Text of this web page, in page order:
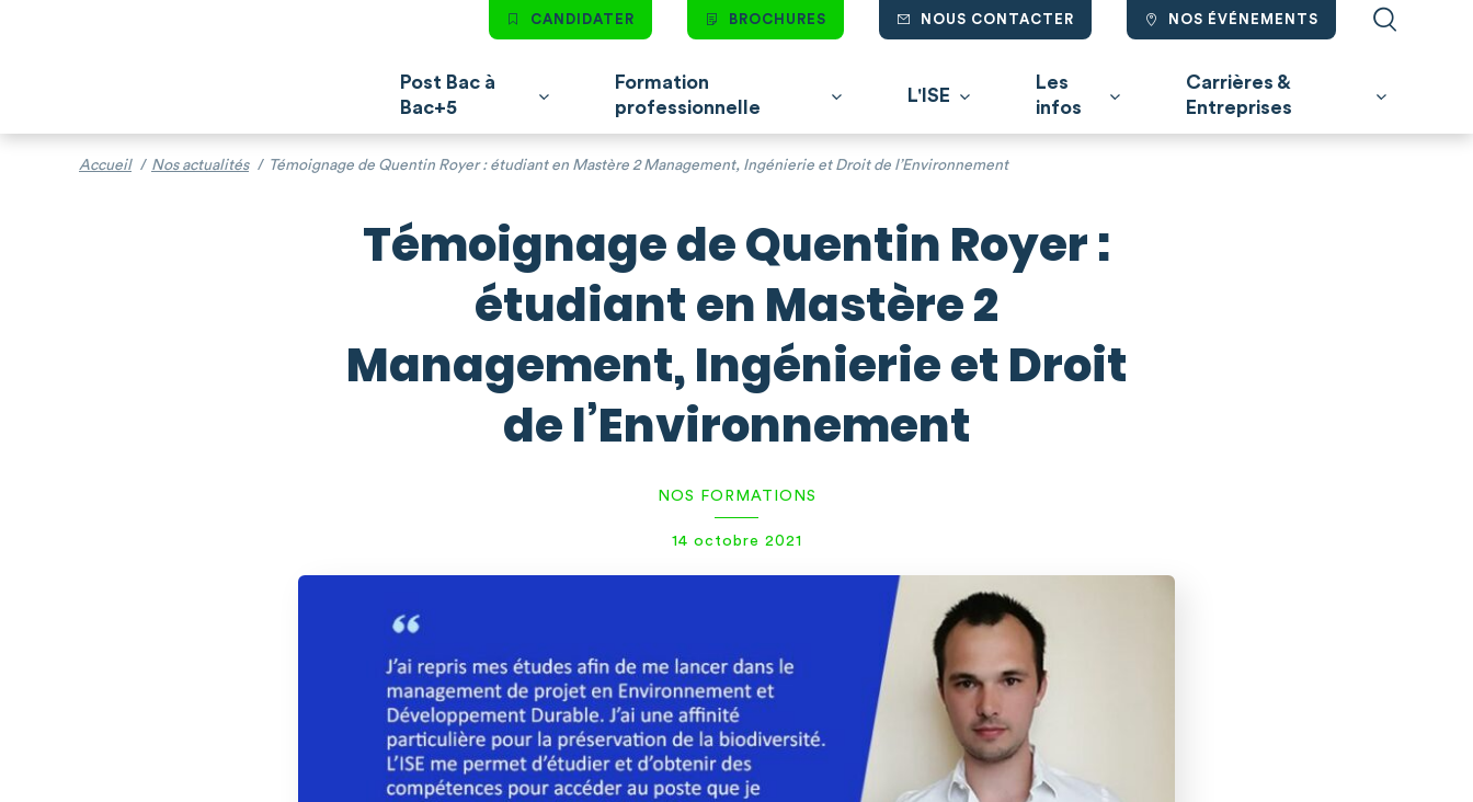
CANDIDATER BROCHURES NOUS CONTACTER NOS ÉVÉNEMENTS
Post Bac à
Bac+5
Formation
professionnelle
L'ISE
Les
infos
Carrières &
Entreprises
Accueil / Nos actualités / Témoignage de Quentin Royer : étudiant en Mastère 2 Management, Ingénierie et Droit de l’Environnement
Témoignage de Quentin Royer :
étudiant en Mastère 2
Management, Ingénierie et Droit
de l’Environnement
NOS FORMATIONS
14 octobre 2021